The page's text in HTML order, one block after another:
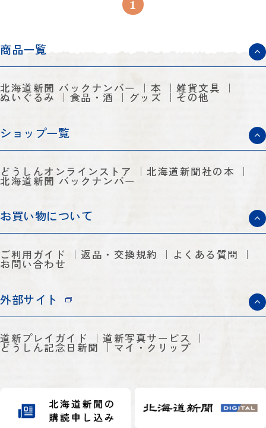
1
商品一覧
北海道新聞 バックナンバー 本 雑貨文具
ぬいぐるみ 食品・酒 グッズ その他
ショップ一覧
どうしんオンラインストア 北海道新聞社の本
北海道新聞 バックナンバー
お買い物について
ご利用ガイド 返品・交換規約 よくある質問
お問い合わせ
外部サイト
道新プレイガイド 道新写真サービス
どうしん記念日新聞 マイ・クリップ